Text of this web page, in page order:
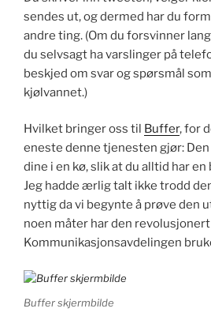
sendes ut, og dermed har du
andre ting. (Om du forsvinner
du selvsagt ha varslinger på
beskjed om svar og spørsmål
kjølvannet.)
Hvilket bringer oss til Buffer, for
eneste denne tjenesten gjør:
dine i en kø, slik at du alltid har
Jeg hadde ærlig talt ikke trodd
nyttig da vi begynte å prøve den
noen måter har den
Kommunikasjonsavdelingen
Buffer skjermbilde